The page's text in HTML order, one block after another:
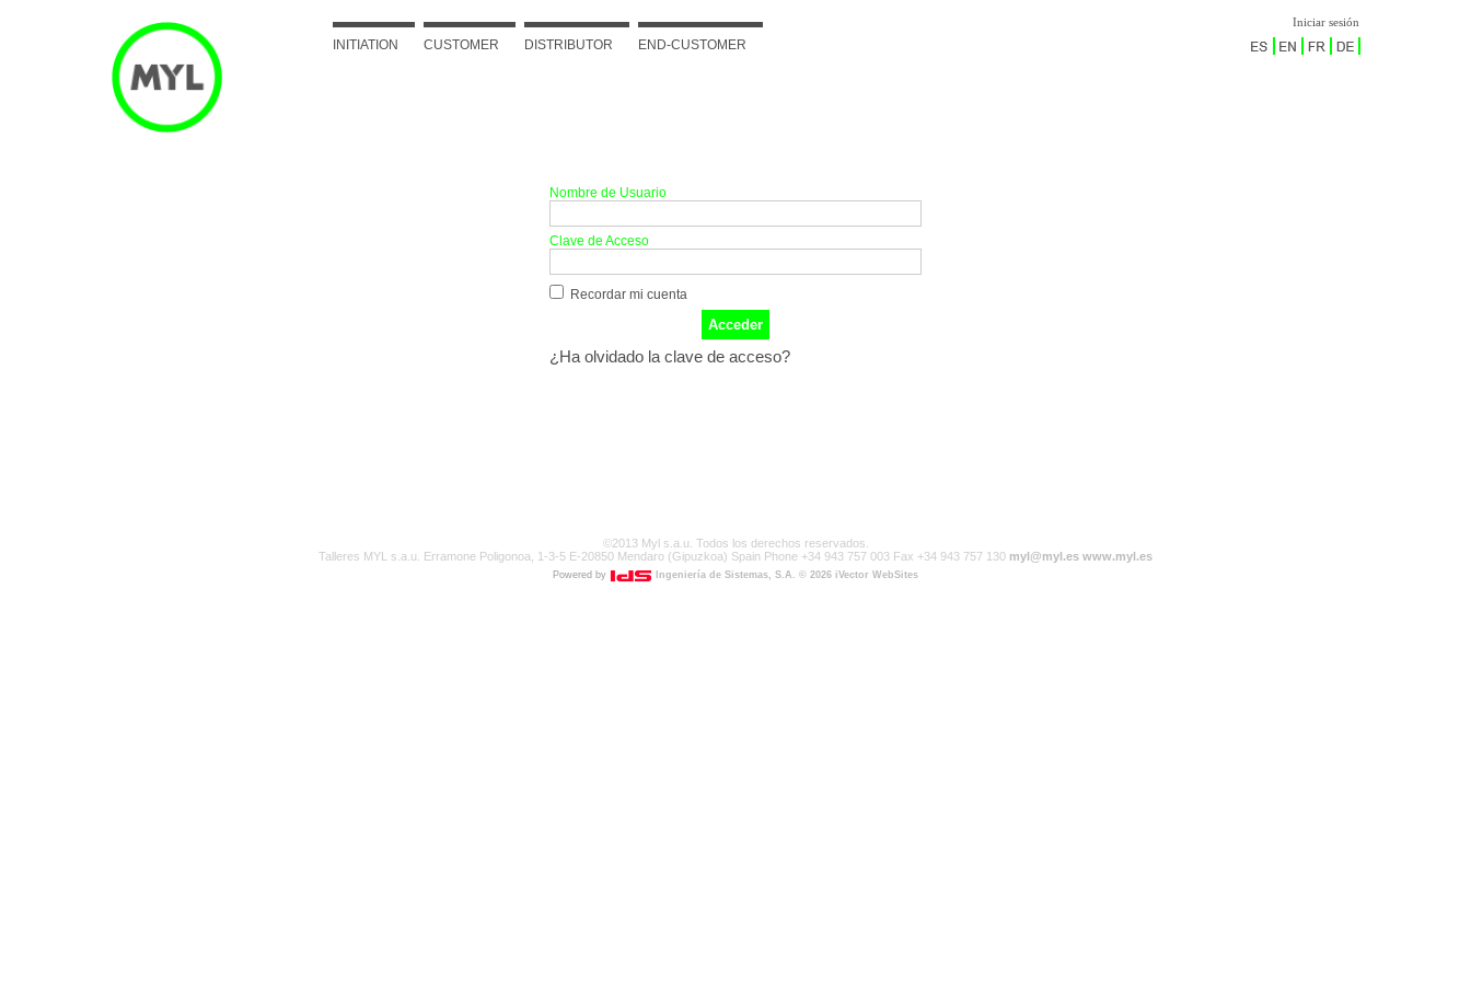
INITIATION CUSTOMER DISTRIBUTOR END-CUSTOMER
Iniciar sesión
Nombre de Usuario
Clave de Acceso
Recordar mi cuenta
¿Ha olvidado la clave de acceso?
©2013 Myl s.a.u. Todos los derechos reservados.
Talleres MYL s.a.u. Erramone Poligonoa, 1-3-5 E-20850 Mendaro (Gipuzkoa) Spain Phone +34 943 757 003 Fax +34 943 757 130 myl@myl.es www.myl.es
Powered by Ingeniería de Sistemas, S.A. © 2026 iVector WebSites